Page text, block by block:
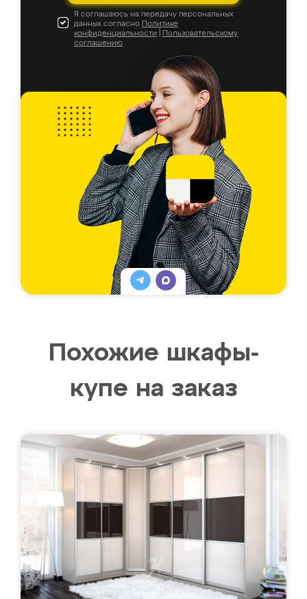
Я соглашаюсь на передачу персональных
данных согласно Политике
конфиденциальности
Пользовательскому
соглашению
Похожие шкафы-
купе на заказ